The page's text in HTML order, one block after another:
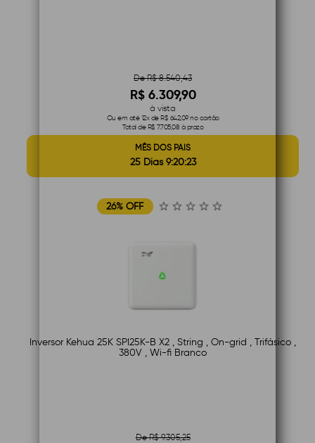
De R$ 8.540,43
R$ 6.309,90
à vista
Ou em até 12x de R$ 642,09 no cartão
Total de R$ 7.705,08 à prazo
MÊS DOS PAIS
25 Dias 9:20:22
26% OFF
Inversor Kehua 25K SPI25K-B X2 , String , On-grid , Trifásico ,
380V , Wi-fi Branco
De R$ 9.305,25